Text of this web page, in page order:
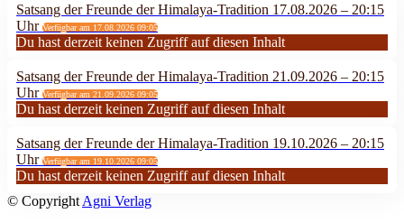
Satsang der Freunde der Himalaya-Tradition 17.08.2026 – 20:15
Uhr Verfügbar am 17.08.2026 09:05
Du hast derzeit keinen Zugriff auf diesen Inhalt
Satsang der Freunde der Himalaya-Tradition 21.09.2026 – 20:15
Uhr Verfügbar am 21.09.2026 09:05
Du hast derzeit keinen Zugriff auf diesen Inhalt
Satsang der Freunde der Himalaya-Tradition 19.10.2026 – 20:15
Uhr Verfügbar am 19.10.2026 09:05
Du hast derzeit keinen Zugriff auf diesen Inhalt
© Copyright Agni Verlag